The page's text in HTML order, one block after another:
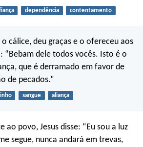
dependência contentamento
cálice, deu graças e o ofereceu aos
“Bebam dele todos vocês. Isto é o
que é derramado em favor de
de pecados.”
sangue aliança
ao povo, Jesus disse: “Eu sou a luz
segue, nunca andará em trevas,